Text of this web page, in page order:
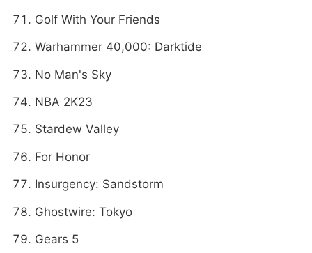
Golf With Your Friends
Warhammer 40,000: Darktide
No Man's Sky
NBA 2K23
Stardew Valley
For Honor
Insurgency: Sandstorm
Ghostwire: Tokyo
Gears 5